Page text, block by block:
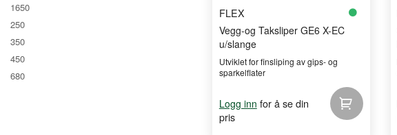
FLEX
Vegg-og Taksliper GE6 X-EC
u/slange
Utviklet for finsliping av gips- og
sparkelflater
Logg inn for å se din
pris
1650
250
350
450
680